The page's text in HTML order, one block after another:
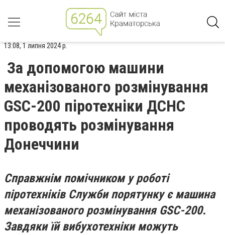
13:08, 1 липня 2024 р.
За допомогою машини
механізованого розмінування
GSC-200 піротехніки ДСНС
проводять розмінування
Донеччини
Справжнім помічником у роботі
піротехніків Служби порятунку є машина
механізованого розмінування GSC-200.
Завдяки їй вибухотехніки можуть